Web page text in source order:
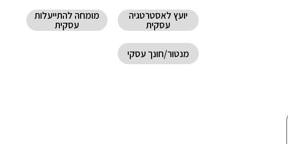
יועץ לאסטרטגיה
עסקית
מומחה להתייעלות
עסקית
מנטור/חונך עסקי